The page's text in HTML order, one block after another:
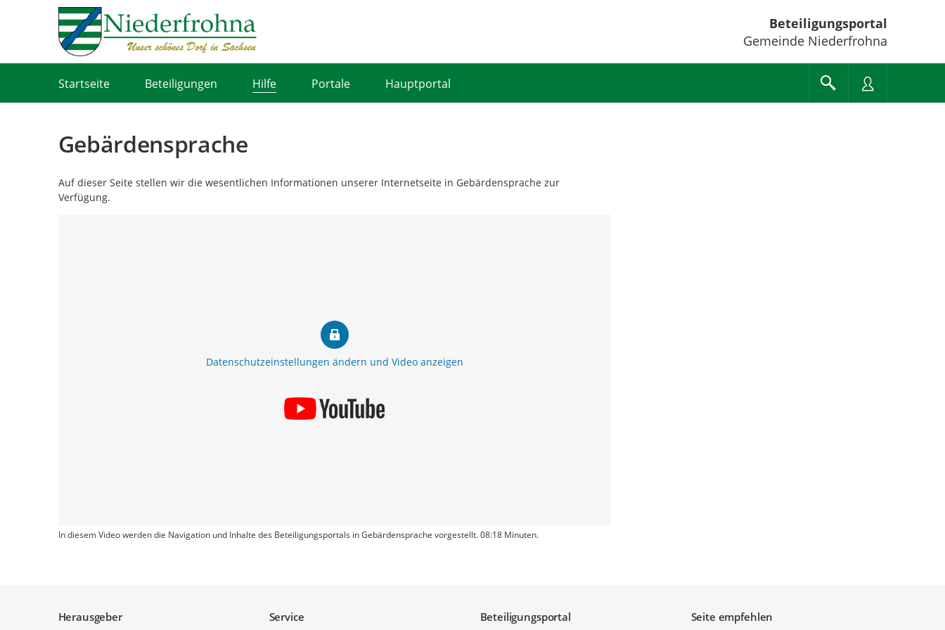
Beteiligungsportal
Gemeinde Niederfrohna
Startseite Beteiligungen Hilfe Portale Hauptportal
Gebärdensprache
Auf dieser Seite stellen wir die wesentlichen Informationen unserer Internetseite in Gebärdensprache zur
Verfügung.
Datenschutzeinstellungen ändern und Video anzeigen
In diesem Video werden die Navigation und Inhalte des Beteiligungsportals in Gebärdensprache vorgestellt. 08:18 Minuten.
Herausgeber Service Beteiligungsportal Seite empfehlen